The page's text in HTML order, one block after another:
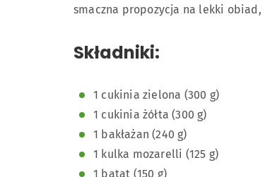
smaczna propozycja na lekki obiad,
Składniki:
1 cukinia zielona (300 g)
1 cukinia żółta (300 g)
1 bakłażan (240 g)
1 kulka mozarelli (125 g)
1 batat (150 g)